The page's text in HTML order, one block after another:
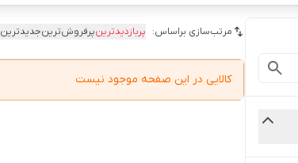
مرتب‌سازی براساس: پربازدیدترینپرفروش‌ترینجدیدترین
کالایی در این صفحه موجود نیست